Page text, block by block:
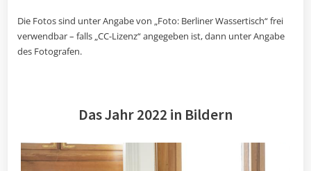
Die Fotos sind unter Angabe von „Foto: Berliner Wassertisch“ frei
verwendbar – falls „CC-Lizenz“ angegeben ist, dann unter Angabe
des Fotografen.
Das Jahr 2022 in Bildern